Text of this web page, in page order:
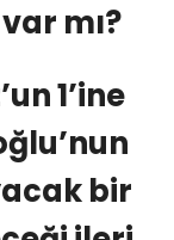
mı?
1’ine
bir